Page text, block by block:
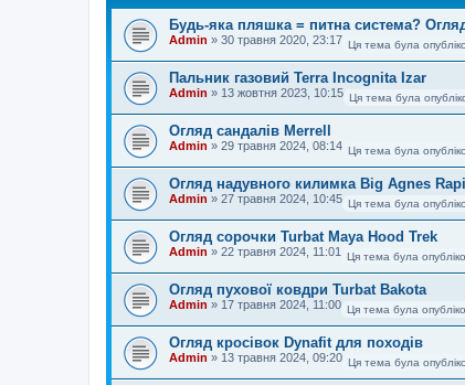
Будь-яка пляшка = питна система?
Admin » 30 травня 2020, 23:17 Ця тема була
Пальник газовий Terra Incognita Izar
Admin » 13 жовтня 2023, 10:15 Ця тема була
Огляд сандалів Merrell
Admin » 29 травня 2024, 08:14 Ця тема була
Огляд надувного килимка Big Agnes
Admin » 27 травня 2024, 10:45 Ця тема була
Огляд сорочки Turbat Maya Hood Trek
Admin » 22 травня 2024, 11:01 Ця тема була
Огляд пухової ковдри Turbat Bakota
Admin » 17 травня 2024, 11:00 Ця тема була
Огляд кросівок Dynafit для походів
Admin » 13 травня 2024, 09:20 Ця тема була